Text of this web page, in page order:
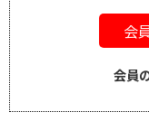
会
会員